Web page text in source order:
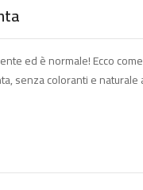
ed è normale! Ecco
senza coloranti e naturale